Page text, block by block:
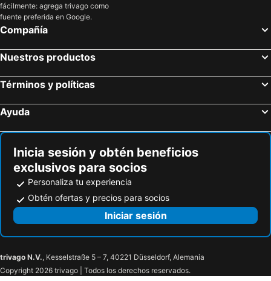
fácilmente: agrega trivago como
fuente preferida en Google.
Compañía
Nuestros productos
Términos y políticas
Ayuda
Inicia sesión y obtén beneficios
exclusivos para socios
Personaliza tu experiencia
Obtén ofertas y precios para socios
Iniciar sesión
trivago N.V., Kesselstraße 5 – 7, 40221 Düsseldorf, Alemania
Copyright 2026 trivago | Todos los derechos reservados.